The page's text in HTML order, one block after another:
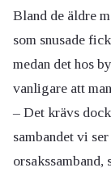
Bland de äldre
som snusade
medan det hos
vanligare att
– Det krävs
sambandet vi